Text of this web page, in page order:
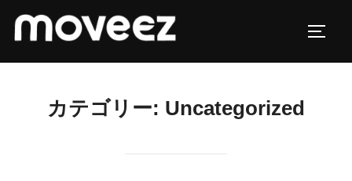
カテゴリー: Uncategorized